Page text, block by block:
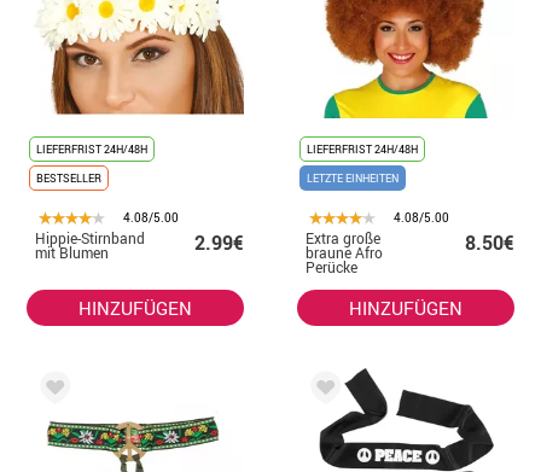
LIEFERFRIST 24H/48H
BESTSELLER
4.08/5.00
Hippie-Stirnband
mit Blumen 2.99€
HINZUFÜGEN
LIEFERFRIST 24H/48H
LETZTE EINHEITEN
4.08/5.00
Extra große
braune Afro
Perücke
8.50€
HINZUFÜGEN